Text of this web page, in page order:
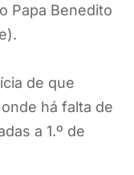
Papa Benedito
de que
há falta de
a 1.º de